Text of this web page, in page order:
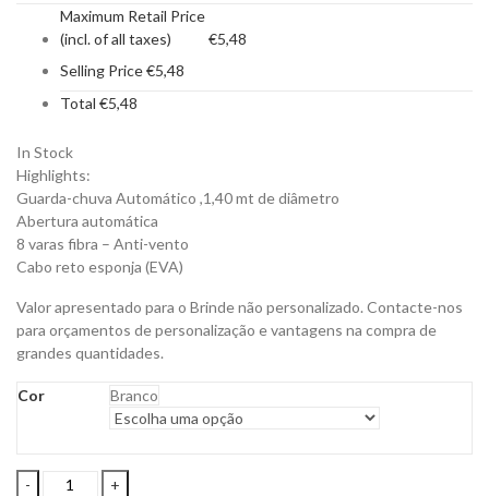
Maximum Retail Price
(incl. of all taxes)
€5,48
Selling Price€5,48
Total €5,48
In Stock
Highlights:
Guarda-chuva Automático ,1,40 mt de diâmetro
Abertura automática
8 varas fibra – Anti-vento
Cabo reto esponja (EVA)
Valor apresentado para o Brinde não personalizado. Contacte-nos
para orçamentos de personalização e vantagens na compra de
grandes quantidades.
Cor Branco
GUARDA-